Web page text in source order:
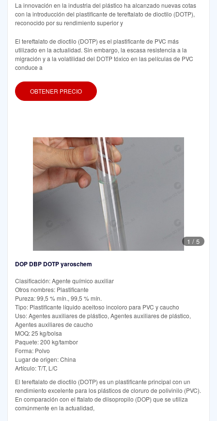
La innovación en la industria del plástico ha alcanzado nuevas cotas
con la introducción del plastificante de tereftalato de dioctilo (DOTP),
reconocido por su rendimiento superior y
El tereftalato de dioctilo (DOTP) es el plastificante de PVC más
utilizado en la actualidad. Sin embargo, la escasa resistencia a la
migración y a la volatilidad del DOTP tóxico en las películas de PVC
conduce a
OBTENER PRECIO
1 / 5
DOP DBP DOTP yaroschem
Clasificación: Agente químico auxiliar
Otros nombres: Plastificante
Pureza: 99,5 % mín., 99,5 % mín.
Tipo: Plastificante líquido aceitoso incoloro para PVC y caucho
Uso: Agentes auxiliares de plástico, Agentes auxiliares de plástico,
Agentes auxiliares de caucho
MOQ: 25 kg/bolsa
Paquete: 200 kg/tambor
Forma: Polvo
Lugar de origen: China
Artículo: T/T, L/C
El tereftalato de dioctilo (DOTP) es un plastificante principal con un
rendimiento excelente para los plásticos de cloruro de polivinilo (PVC).
En comparación con el ftalato de diisopropilo (DOP) que se utiliza
comúnmente en la actualidad,